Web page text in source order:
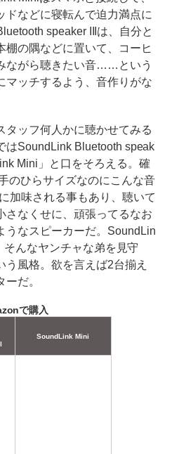
ドなどに寝転んで迫力満点に
speaker IIIは、自分と
棚の隅などに置いて、コーヒ
ながら聴きたい音……という
マッチするよう、音作りがな
ッフ何人かに聴かせてみる
はSoundLink Bluetooth speak
Mini」と口をそろえる。確
のひらサイズなのにこんな音
加味される事もあり、聴いて
さなくせに、頑張ってるなお
うなスピーカーだ。SoundLin
そんなヤンチャな弟を見守
う風格。欲を言えば2台揃え
だ。
で購入
SoundLink Mini